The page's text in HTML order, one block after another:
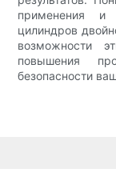
применения и
цилиндров
возможности
повышения
безопасности